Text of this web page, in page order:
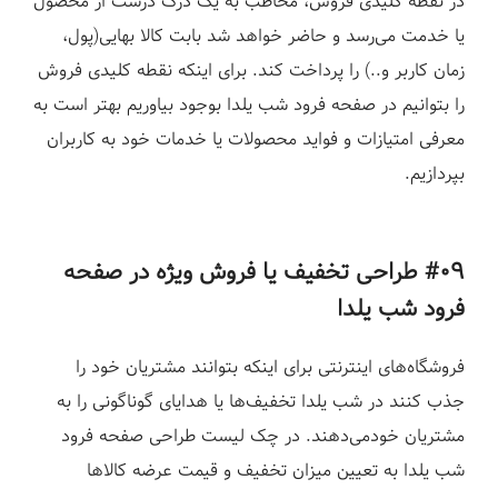
یا خدمت می‌رسد و حاضر خواهد شد بابت کالا بهایی(پول،
زمان کاربر و..) را پرداخت کند. برای اینکه نقطه کلیدی فروش
را بتوانیم در صفحه فرود شب یلدا بوجود بیاوریم بهتر است به
معرفی امتیازات و فواید محصولات یا خدمات خود به کاربران
بپردازیم.
#۰۹ طراحی تخفیف یا فروش ویژه در
صفحه
فرود شب یلدا
فروشگاه‌های اینترنتی برای اینکه بتوانند مشتریان خود را
جذب کنند در شب یلدا تخفیف‌ها یا هدایای گوناگونی را به
مشتریان خودمی‌دهند. در چک لیست طراحی صفحه فرود
شب یلدا به تعیین میزان تخفیف و قیمت عرضه کالاها